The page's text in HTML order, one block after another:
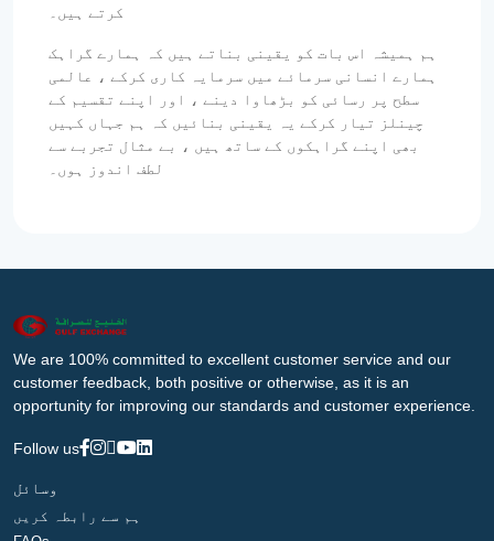
کرتے ہیں۔
ہم ہمیشہ اس بات کو یقینی بناتے ہیں کہ ہمارے گراہک
ہمارے انسانی سرمائے میں سرمایہ کاری کرکے ، عالمی
سطح پر رسائی کو بڑھاوا دینے ، اور اپنے تقسیم کے
چینلز تیار کرکے یہ یقینی بنائیں کہ ہم جہاں کہیں
بھی اپنے گراہکوں کے ساتھ ہیں ، بے مثال تجربے سے
لطف اندوز ہوں۔
We are 100% committed to excellent customer service and our
customer feedback, both positive or otherwise, as it is an
opportunity for improving our standards and customer experience.
Follow us
وسائل
ہم سے رابطہ کریں